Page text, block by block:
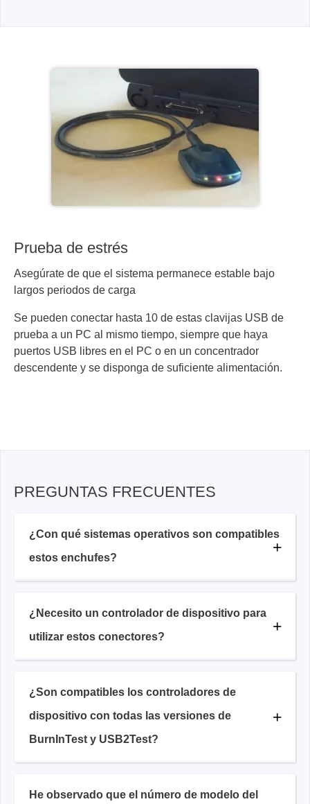
Prueba de estrés
Asegúrate de que el sistema permanece estable bajo
largos periodos de carga
Se pueden conectar hasta 10 de estas clavijas USB de
prueba a un PC al mismo tiempo, siempre que haya
puertos USB libres en el PC o en un concentrador
descendente y se disponga de suficiente alimentación.
PREGUNTAS FRECUENTES
¿Con qué sistemas operativos son compatibles
estos enchufes?
¿Necesito un controlador de dispositivo para
utilizar estos conectores?
¿Son compatibles los controladores de
dispositivo con todas las versiones de
BurnInTest y USB2Test?
He observado que el número de modelo del